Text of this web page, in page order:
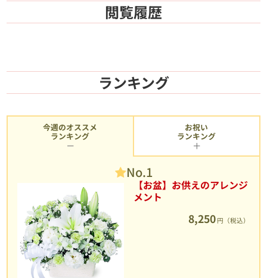
閲覧履歴
ランキング
今週のオススメ
ランキング
No.1
【お盆】お供えのアレンジ
メント
8,250 円（税込）
お祝い
ランキング